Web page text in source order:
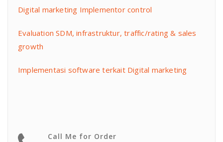
Digital marketing Implementor control
Evaluation SDM, infrastruktur, traffic/rating & sales
growth
Implementasi software terkait Digital marketing
Call Me for Order